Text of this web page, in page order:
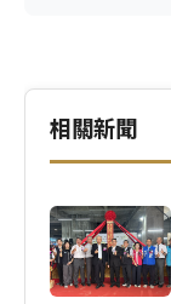
相關新聞